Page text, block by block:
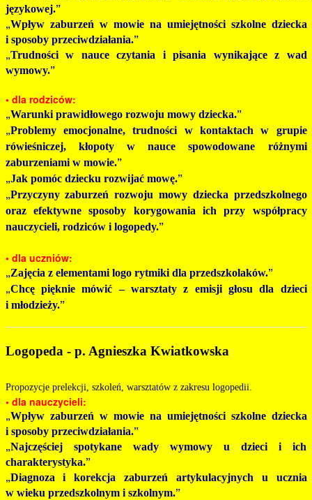
językowej.”
„Wpływ zaburzeń w mowie na umiejętności szkolne dziecka
i sposoby przeciwdziałania.”
„Trudności w nauce czytania i pisania wynikające z wad
wymowy.”
• dla rodziców:
„Warunki prawidłowego rozwoju mowy dziecka.”
„Problemy emocjonalne, trudności w kontaktach w grupie
rówieśniczej, kłopoty w nauce spowodowane różnymi
zaburzeniami w mowie.”
„Jak pomóc dziecku rozwijać mowę.”
„Przyczyny zaburzeń rozwoju mowy dziecka przedszkolnego
oraz efektywne sposoby korygowania ich przy współpracy
nauczycieli, rodziców i logopedy.”
• dla uczniów:
„Zajęcia z elementami logo rytmiki dla przedszkolaków.”
„Chcę pięknie mówić – warsztaty z emisji głosu dla dzieci
i młodzieży.”
Logopeda - p. Agnieszka Kwiatkowska
Propozycje prelekcji, szkoleń, warsztatów z zakresu logopedii.
• dla nauczycieli:
„Wpływ zaburzeń w mowie na umiejętności szkolne dziecka
i sposoby przeciwdziałania.”
„Najczęściej spotykane wady wymowy u dzieci i ich
charakterystyka.”
„Diagnoza i korekcja zaburzeń artykulacyjnych u ucznia
w wieku przedszkolnym i szkolnym.”